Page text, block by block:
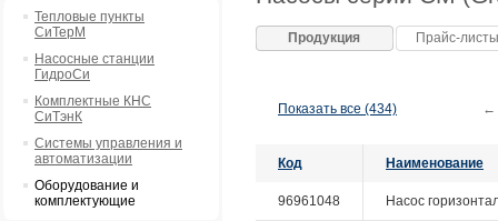
Тепловые пункты
СиТерМ
Насосные станции
ГидроСи
Комплектные КНС
СиТэнК
Системы управления и
автоматизации
Оборудование и
комплектующие
Продукция Прайс-
Показать все (434) ←
Код Наименование
96961048 Насос